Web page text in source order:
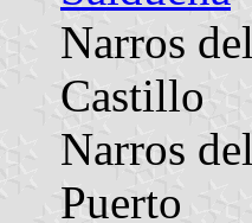
Narros del
Castillo
Narros del
Puerto